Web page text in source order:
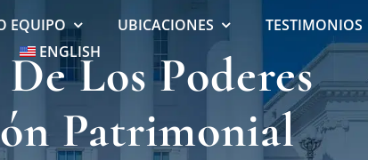
EQUIPO UBICACIONES TESTIMONIOS
ENGLISH
Los Poderes
Patrimonial